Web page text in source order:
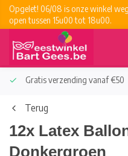
Opgelet! 06/08 is onze winkel
open tussen 15u00 tot 18u00.
Gratis verzending vanaf €50
Terug
12x Latex
Donkergroen